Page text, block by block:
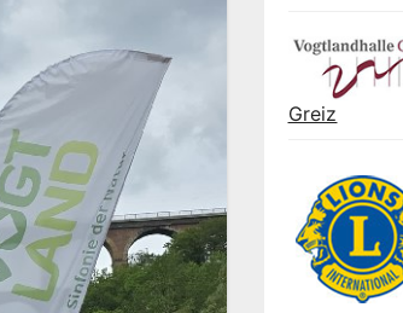
Greiz